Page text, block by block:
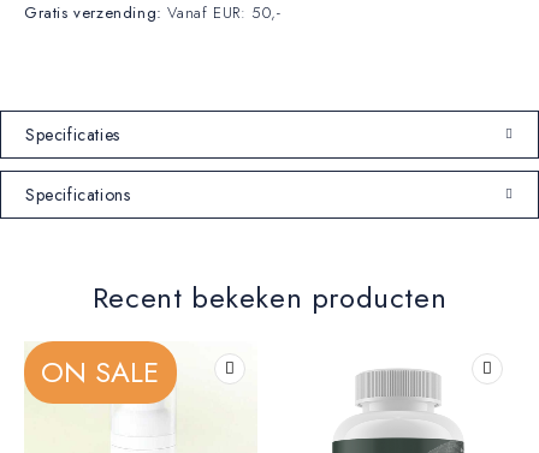
Gratis verzending: Vanaf EUR: 50,-
Specificaties
Specifications
Recent bekeken producten
ON SALE